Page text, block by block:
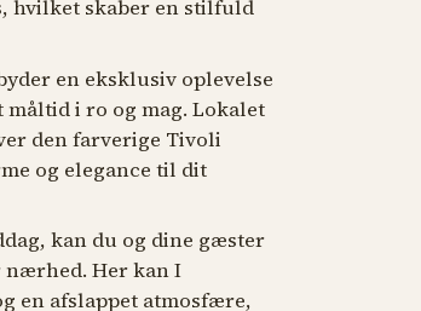
hvilket skaber en stilfuld
en eksklusiv oplevelse
i ro og mag. Lokalet
den farverige Tivoli
og elegance til dit
kan du og dine gæster
Her kan I
en afslappet atmosfære,